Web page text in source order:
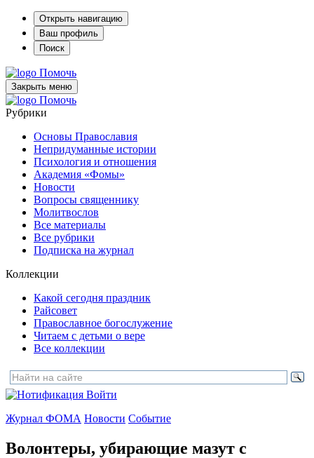
Открыть навигацию
Ваш профиль
Поиск
Помочь
Закрыть меню
Помочь
Рубрики
Основы Православия
Непридуманные истории
Психология и отношения
Академия «Фомы»
Новости
Вопросы священнику
Молитвослов
Все материалы
Все рубрики
Подписка на журнал
Коллекции
Какой сегодня праздник
Райсовет
Православное богослужение
Читаем с детьми о вере
Все коллекции
Войти
Журнал ФОМА Новости Событие
Волонтеры, убирающие мазут с